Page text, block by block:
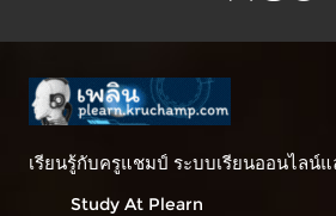
เรียนรู้กับครูแชมป์ ระบบเรียนออนไลน์
Study At Plearn